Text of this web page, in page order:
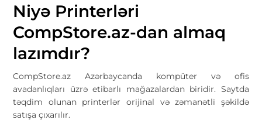
Niyə Printerləri
CompStore.az-dan almaq
lazımdır?
CompStore.az Azərbaycanda kompüter və ofis
avadanlıqları üzrə etibarlı mağazalardan biridir. Saytda
təqdim olunan printerlər orijinal və zəmanətli şəkildə
satışa çıxarılır.